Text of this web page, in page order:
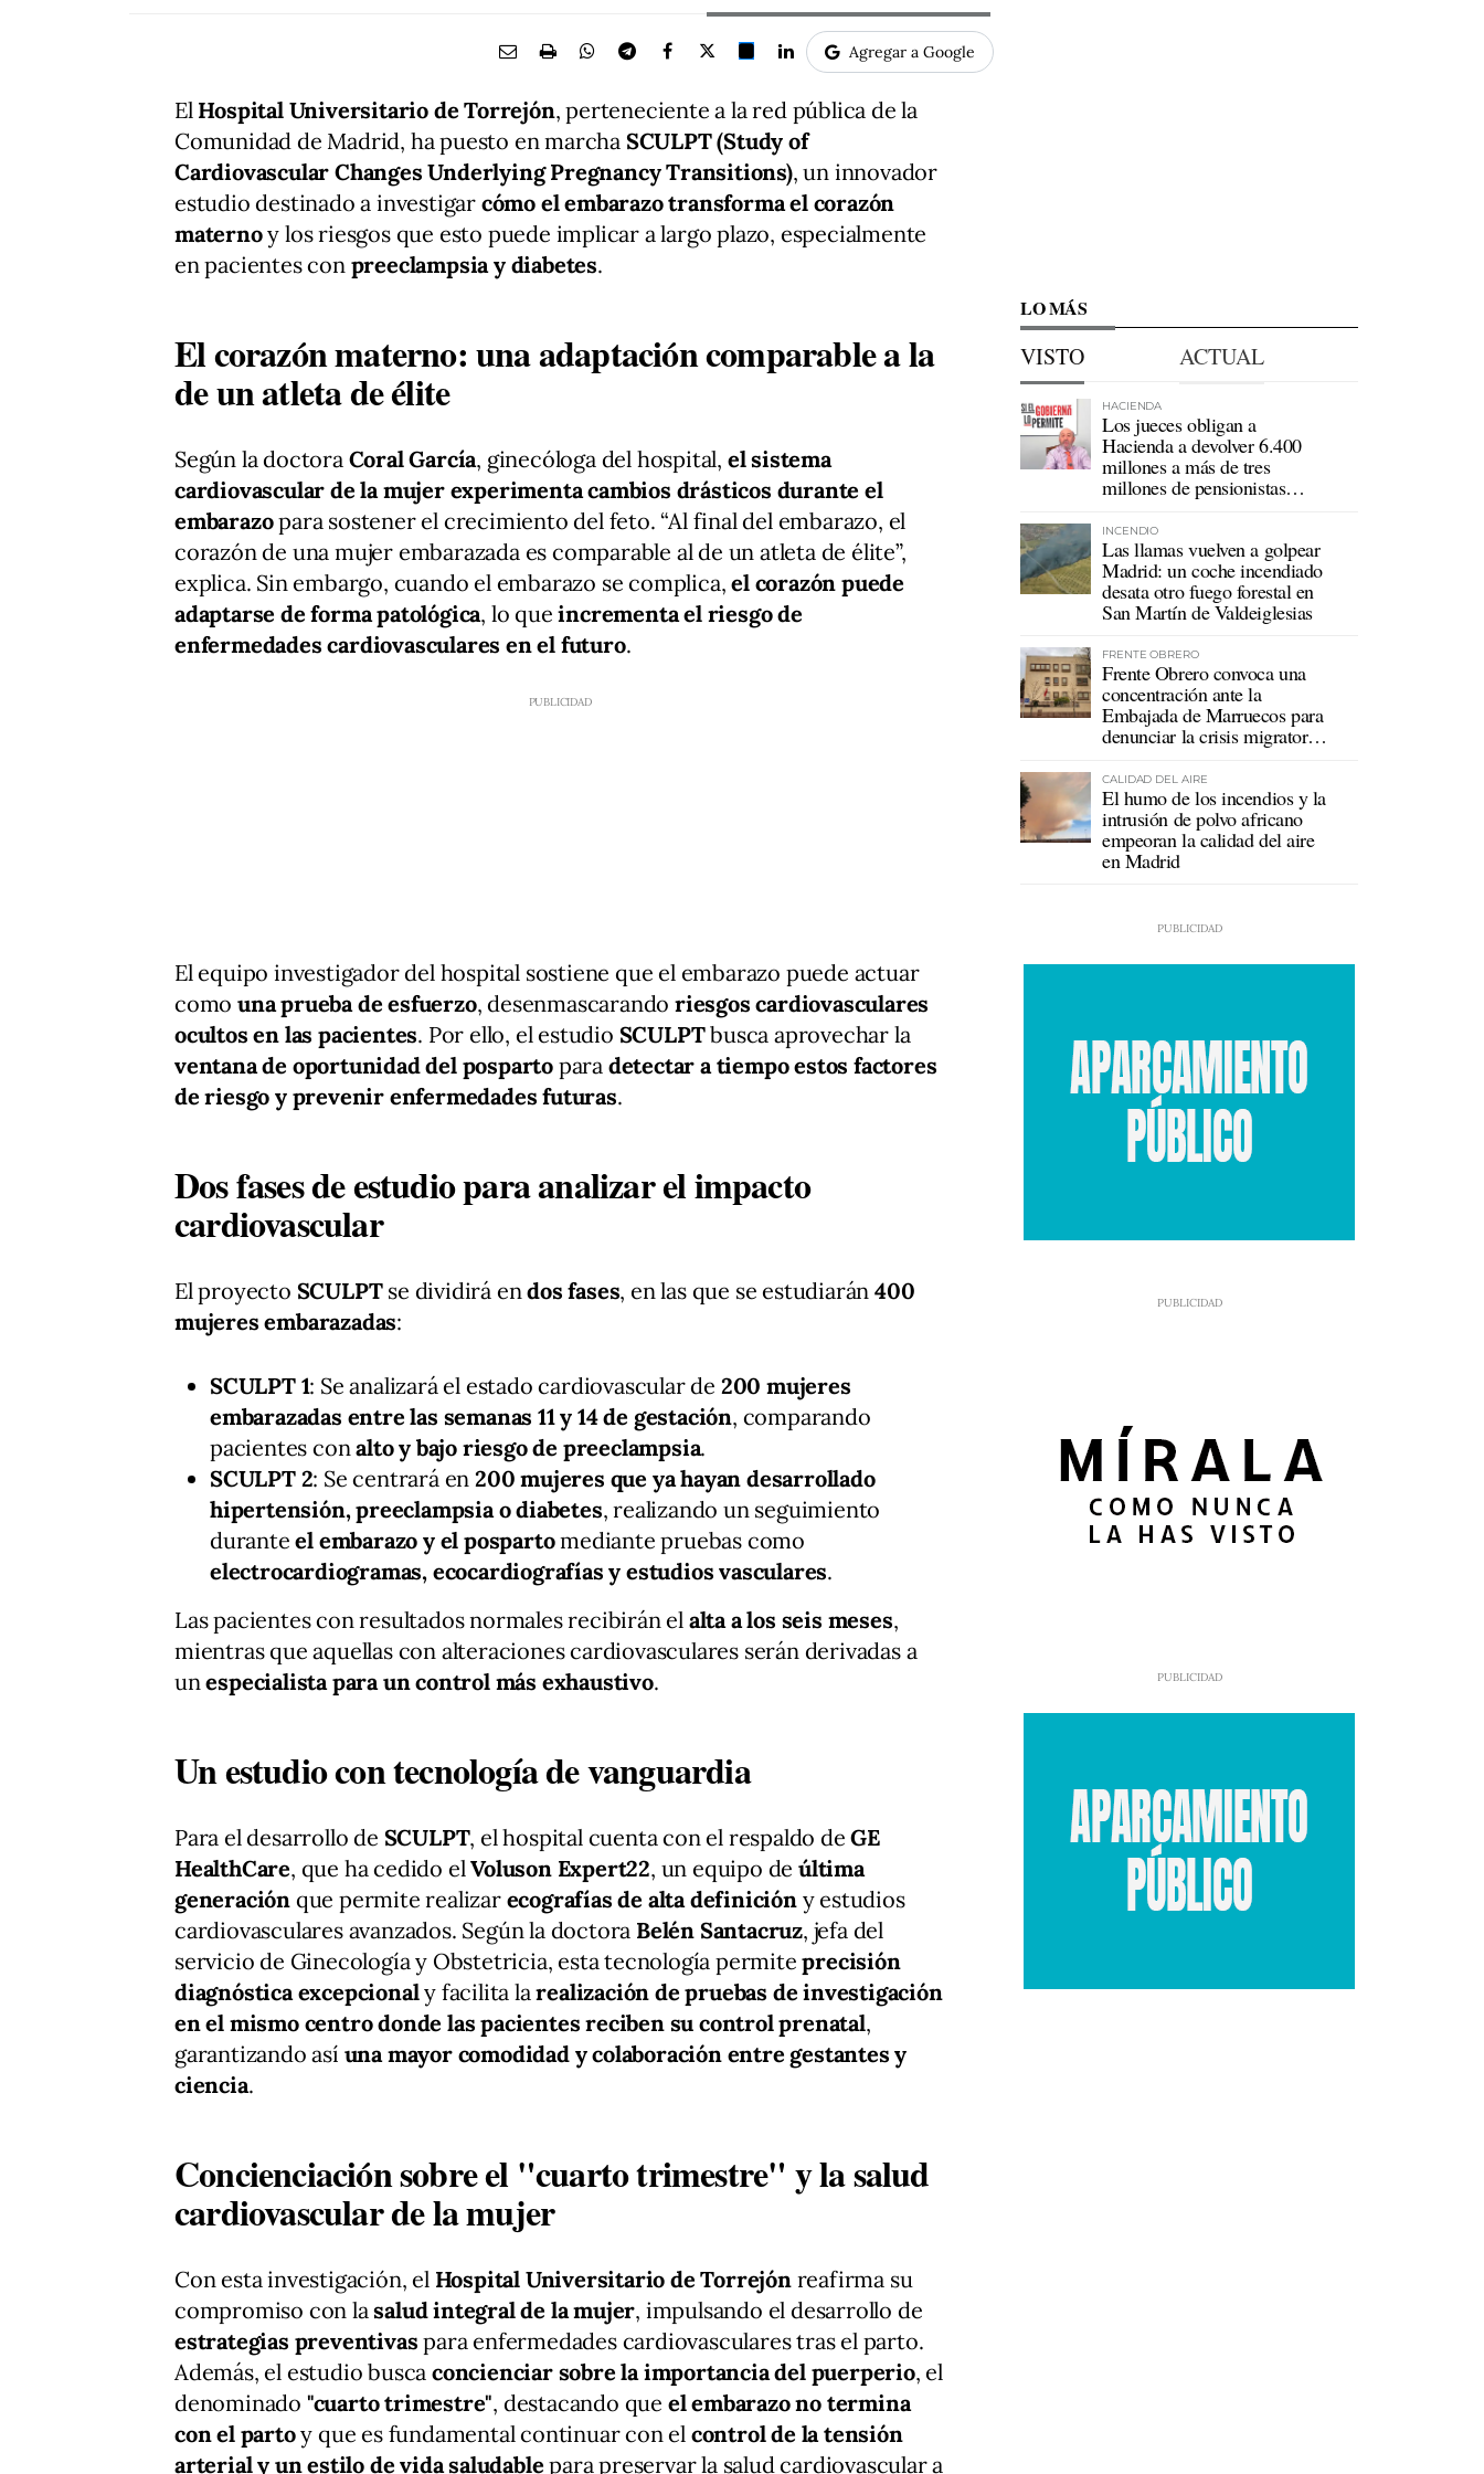
Agregar a Google
El Hospital Universitario de Torrejón, perteneciente a la red pública de la
Comunidad de Madrid, ha puesto en marcha SCULPT (Study of
Cardiovascular Changes Underlying Pregnancy Transitions), un innovador
estudio destinado a investigar cómo el embarazo transforma el corazón
maternoy los riesgos que esto puede implicar a largo plazo, especialmente
en pacientes con preeclampsia y diabetes.
El corazón materno: una adaptación comparable a la
de un atleta de élite
Según la doctora Coral García, ginecóloga del hospital, el sistema
cardiovascular de la mujer experimenta cambios drásticos durante el
embarazopara sostener el crecimiento del feto. “Al final del embarazo, el
corazón de una mujer embarazada es comparable al de un atleta de élite”,
explica. Sin embargo, cuando el embarazo se complica,el corazón puede
adaptarse de forma patológica, lo queincrementa el riesgo de
enfermedades cardiovasculares en el futuro.
El equipo investigador del hospital sostiene que el embarazo puede actuar
como una prueba de esfuerzo, desenmascarandoriesgos cardiovasculares
ocultos en las pacientes. Por ello, el estudio SCULPTbusca aprovechar la
ventana de oportunidad del posparto para detectar a tiempo estos factores
de riesgo y prevenir enfermedades futuras.
Dos fases de estudio para analizar el impacto
cardiovascular
El proyecto SCULPTse dividirá endos fases, en las que se estudiarán400
mujeres embarazadas:
SCULPT 1: Se analizará el estado cardiovascular de 200 mujeres
embarazadas entre las semanas 11 y 14 de gestación, comparando
pacientes conalto y bajo riesgo de preeclampsia.
SCULPT 2: Se centrará en200 mujeres que ya hayan desarrollado
hipertensión, preeclampsia o diabetes, realizando un seguimiento
duranteel embarazo y el pospartomediante pruebas como
electrocardiogramas, ecocardiografías y estudios vasculares.
Las pacientes con resultados normales recibirán el alta a los seis meses,
mientras que aquellas con alteraciones cardiovasculares serán derivadas a
unespecialista para un control más exhaustivo.
Un estudio con tecnología de vanguardia
Para el desarrollo de SCULPT, el hospital cuenta con el respaldo deGE
HealthCare, que ha cedido elVoluson Expert22, un equipo deúltima
generación que permite realizar ecografías de alta definicióny estudios
cardiovasculares avanzados. Según la doctora Belén Santacruz, jefa del
servicio de Ginecología y Obstetricia, esta tecnología permiteprecisión
diagnóstica excepcionaly facilita larealización de pruebas de investigación
en el mismo centro donde las pacientes reciben su control prenatal,
garantizando así una mayor comodidad y colaboración entre gestantes y
ciencia.
Concienciación sobre el "cuarto trimestre" y la salud
cardiovascular de la mujer
Con esta investigación, el Hospital Universitario de Torrejónreafirma su
compromiso con lasalud integral de la mujer, impulsando el desarrollo de
estrategias preventivas para enfermedades cardiovasculares tras el parto.
Además, el estudio buscaconcienciar sobre la importancia del puerperio, el
denominado "cuarto trimestre", destacando que el embarazo no termina
con el partoy que es fundamental continuar con el control de la tensión
arterial y un estilo de vida saludable para preservar la salud cardiovascular a
LO MÁS
VISTO ACTUAL
HACIENDA
Los jueces obligan a
Hacienda a devolver 6.400
millones a más de tres
millones de pensionistas
INCENDIO
Las llamas vuelven a golpear
Madrid: un coche incendiado
desata otro fuego forestal en
San Martín de Valdeiglesias
FRENTE OBRERO
Frente Obrero convoca una
concentración ante la
Embajada de Marruecos para
denunciar la crisis migratoria
CALIDAD DEL AIRE
El humo de los incendios y la
intrusión de polvo africano
empeoran la calidad del aire
en Madrid